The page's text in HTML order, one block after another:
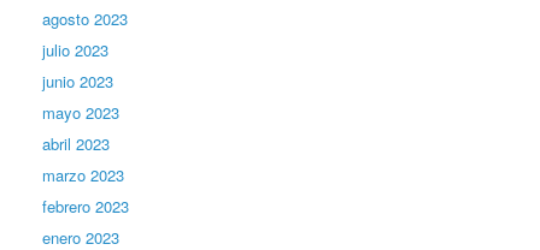
agosto 2023
julio 2023
junio 2023
mayo 2023
abril 2023
marzo 2023
febrero 2023
enero 2023